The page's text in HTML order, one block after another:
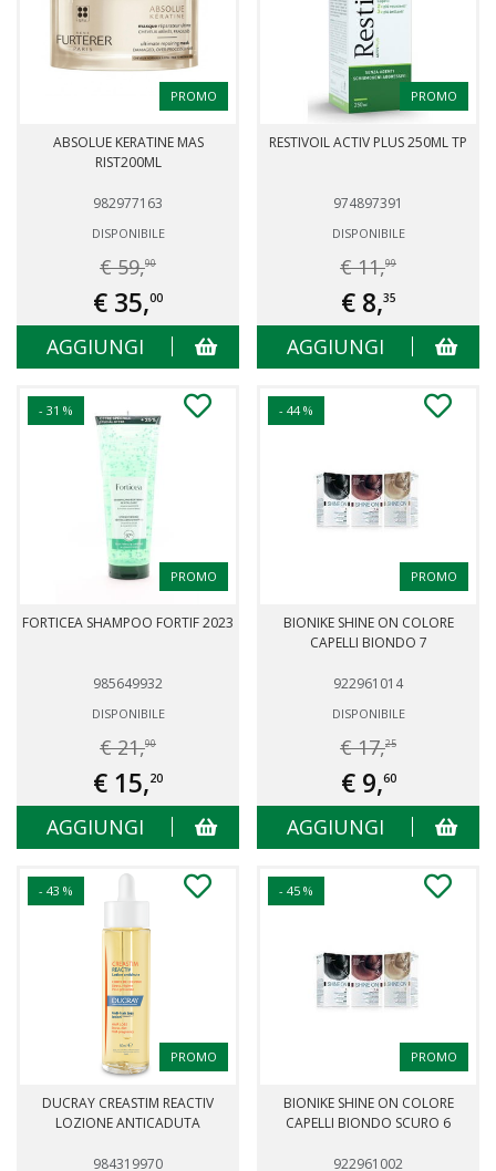
PROMO
ABSOLUE KERATINE MAS
RIST200ML
982977163
DISPONIBILE
€ 59,90
€ 35,00
AGGIUNGI
PROMO
RESTIVOIL ACTIV PLUS 250ML TP
974897391
DISPONIBILE
€ 11,99
€ 8,35
AGGIUNGI
- 31 %
PROMO
FORTICEA SHAMPOO FORTIF 2023
985649932
DISPONIBILE
€ 21,90
€ 15,20
AGGIUNGI
- 44 %
PROMO
BIONIKE SHINE ON COLORE
CAPELLI BIONDO 7
922961014
DISPONIBILE
€ 17,25
€ 9,60
AGGIUNGI
- 43 %
PROMO
DUCRAY CREASTIM REACTIV
LOZIONE ANTICADUTA
984319970
- 45 %
PROMO
BIONIKE SHINE ON COLORE
CAPELLI BIONDO SCURO 6
922961002